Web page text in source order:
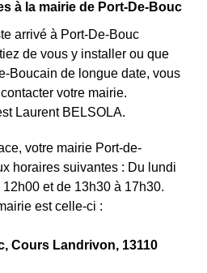
à la mairie de Port-De-Bouc
arrivé à Port-De-Bouc
de vous y installer ou que
Boucain de longue date, vous
votre mairie.
Laurent BELSOLA.
votre mairie Port-de-
horaires suivantes : Du lundi
et de 13h30 à 17h30.
est celle-ci :
Cours Landrivon, 13110